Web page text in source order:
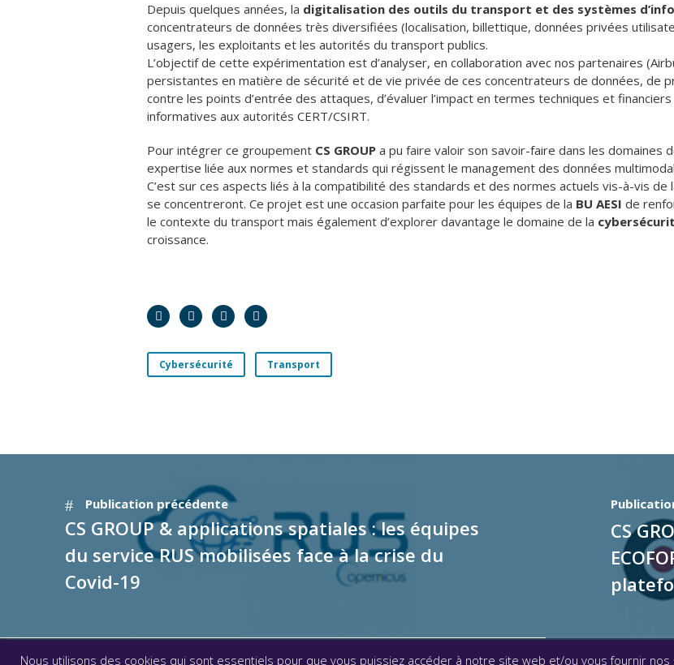
Depuis quelques années, la digitalisation des outils du transport et des systèmes
concentrateurs de données très diversifiées (localisation, billettique, données privées
usagers, les exploitants et les autorités du transport publics.
L’objectif de cette expérimentation est d’analyser, en collaboration avec nos partenaires
persistantes en matière de sécurité et de vie privée de ces concentrateurs de données, de
contre les points d’entrée des attaques, d’évaluer l’impact en termes techniques et
informatives aux autorités CERT/CSIRT.
Pour intégrer ce groupement CS GROUP a pu faire valoir son savoir-faire dans les domaines
expertise liée aux normes et standards qui régissent le management des données
C’est sur ces aspects liés à la compatibilité des standards et des normes actuels vis-à-vis
se concentreront. Ce projet est une occasion parfaite pour les équipes de la BU AESI de
le contexte du transport mais également d’explorer davantage le domaine de la
croissance.
Cybersécurité Transport
Publication précédente
CS GROUP & applications spatiales : les équipes
du service RUS mobilisées face à la crise du
Covid-19
CS
Nous utilisons des cookies qui sont essentiels pour que vous puissiez accéder à notre site web et/ou vous fournir nos